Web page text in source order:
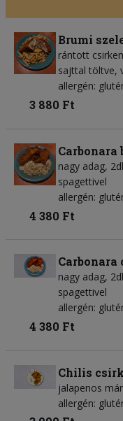
Brumi
rántott
sajttal töltve,
allergén:
3 880 Ft
Carbonara
nagy adag,
spagettivel
allergén:
4 380 Ft
nagy adag,
spagettivel
allergén:
4 380 Ft
Chilis
jalapenos
allergén: